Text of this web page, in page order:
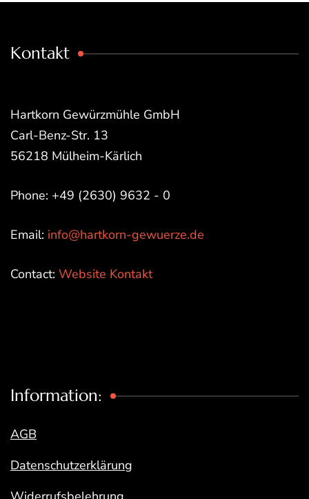
Kontakt
Hartkorn Gewürzmühle GmbH
Carl-Benz-Str. 13
56218 Mülheim-Kärlich
Phone: +49 (2630) 9632 - 0
Email: info@hartkorn-gewuerze.de
Contact: Website Kontakt
Information:
AGB
Datenschutzerklärung